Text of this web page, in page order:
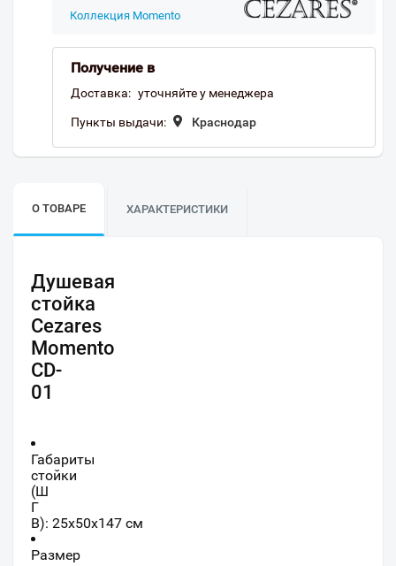
Коллекция Momento
Получение в
Доставка: уточняйте у менеджера
Пункты выдачи: Краснодар
О ТОВАРЕ ХАРАКТЕРИСТИКИ
Душевая
стойка
Cezares
Momento
CD-
01
Габариты
стойки
(Ш
Г
В): 25x50x147 см
Размер